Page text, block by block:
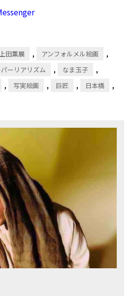
田薫展 , アンフォルメル絵画 ,
ーリアリズム , なま玉子 ,
, 写実絵画 , 巨匠 , 日本橋 ,